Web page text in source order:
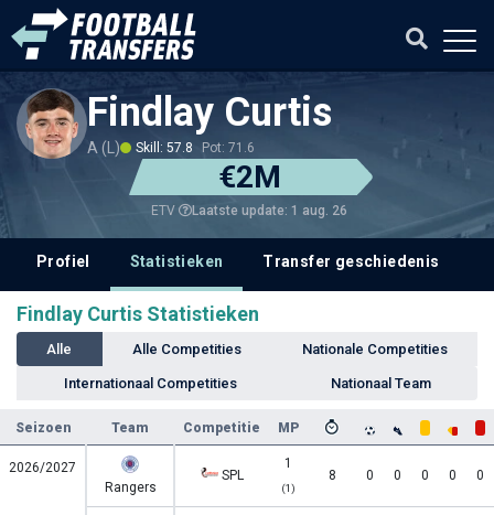
Findlay Curtis
A (L) Skill: 57.8 Pot: 71.6
€2M
ETV Laatste update: 1 aug. 26
Profiel Statistieken Transfer geschiedenis
Findlay Curtis Statistieken
Alle Alle Competities Nationale Competities
Internationaal Competities Nationaal Team
Seizoen Team Competitie MP
2026/2027
Rangers
SPL
1
(1)
8 0 0 0 0 0